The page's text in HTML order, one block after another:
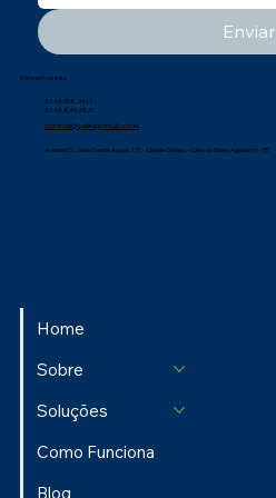
Enviar
Home
Sobre
Soluções
Como Funciona
Blog
Entre em contato
81 98958-3413
81 98846-3837
comercial@qualisegconsult.com.br
Avenida Dr. José Duarte Aguiar, 131 - Cidade Garapu - Cabo de Santo Agostinho - PE